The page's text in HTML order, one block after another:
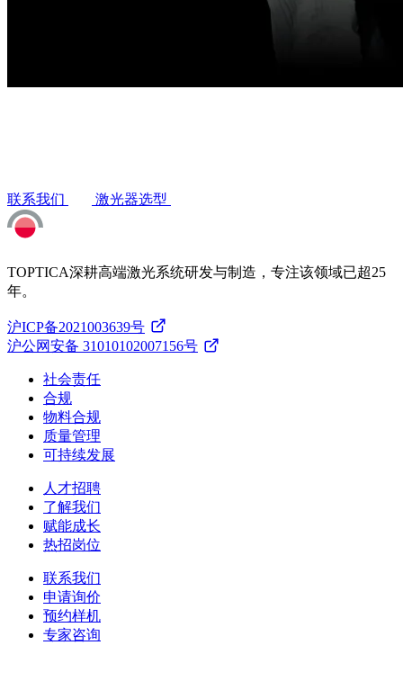
联系我们 激光器选型
TOPTICA深耕高端激光系统研发与制造，专注该领域已超25
年。
沪ICP备2021003639号
沪公网安备 31010102007156号
社会责任
合规
物料合规
质量管理
可持续发展
人才招聘
了解我们
赋能成长
热招岗位
联系我们
申请询价
预约样机
专家咨询